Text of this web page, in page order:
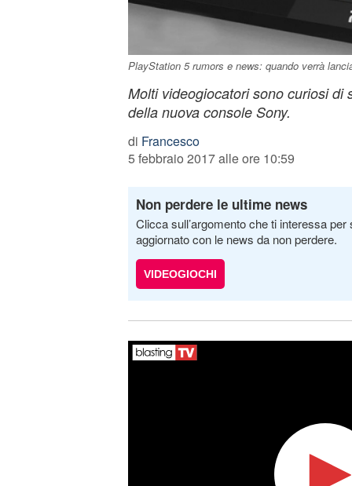
PlayStation 5 rumors e news: quando verrà
Molti videogiocatori sono curiosi di
della nuova console Sony.
di Francesco
5 febbraio 2017 alle ore 10:59
Non perdere le ultime news
Clicca sull’argomento che ti interessa
aggiornato con le news da non perdere.
VIDEOGIOCHI